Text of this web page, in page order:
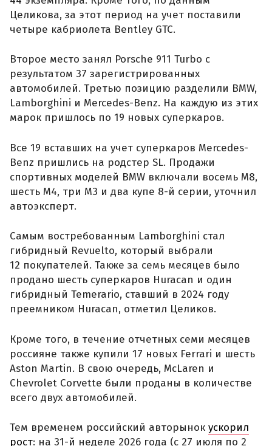
Целикова, за этот период на учет поставили
четыре кабриолета Bentley GTC.
Второе место занял Porsche 911 Turbo с
результатом 37 зарегистрированных
автомобилей. Третью позицию разделили BMW,
Lamborghini и Mercedes-Benz. На каждую из этих
марок пришлось по 19 новых суперкаров.
Все 19 вставших на учет суперкаров Mercedes-
Benz пришлись на родстер SL. Продажи
спортивных моделей BMW включали восемь M8,
шесть M4, три M3 и два купе 8-й серии, уточнил
автоэксперт.
Самым востребованным Lamborghini стал
гибридный Revuelto, который выбрали
12 покупателей. Также за семь месяцев было
продано шесть суперкаров Huracan и один
гибридный Temerario, ставший в 2024 году
преемником Huracan, отметил Целиков.
Кроме того, в течение отчетных семи месяцев
россияне также купили 17 новых Ferrari и шесть
Aston Martin. В свою очередь, McLaren и
Chevrolet Corvette были проданы в количестве
всего двух автомобилей.
Тем временем российский авторынок ускорил
рост: на 31-й неделе 2026 года (с 27 июля по 2